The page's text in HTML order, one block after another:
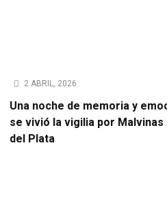
2 ABRIL, 2026
Una noche de memoria y
se vivió la vigilia por Malvinas
del Plata